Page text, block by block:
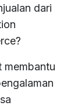
dari
membantu